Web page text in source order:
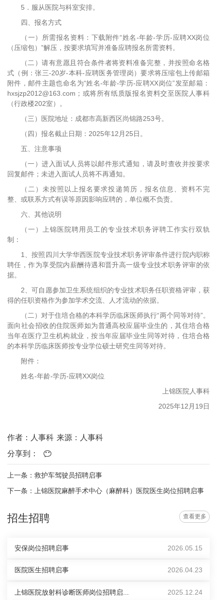
5．服从医院与科室安排。
四、报名方式
（一）所需报名资料：下载附件“姓名-年龄-学历-应聘XX岗位
（压缩包）”解压，按要求填写并准备应聘报名所需资料。
（二）请有意愿且符合条件者将资料准备完整，并按照命名格
式（例：张三-20岁-本科-应聘医务管理岗）要求将压缩包上传邮箱
附件，邮件主题也命名为“姓名-年龄-学历-应聘XX岗位”发至邮箱：
hxsjzp2012@163.com；或将所有纸质版报名资料交至医院人事科
（行政楼202室）。
（三）医院地址：成都市高新西区尚锦路253号。
（四）报名截止日期：2025年12月25日。
五、注意事项
（一）进入面试人员将以邮件形式通知，请及时查收并按要求
回复邮件；未进入面试人员将不再通知。
（二）未按照以上报名要求投递简历，报名信息、资料不完
整、或联系方式有误等原因影响应聘的，单位概不负责。
六、其他说明
（一）上锦医院聘用员工的专业技术职务评聘工作实行双轨
制：
1、按照四川大学华西医院专业技术职务评审条件进行院内职称
聘任，作为享受院内薪酬待遇和晋升高一级专业技术职务评审的依
据。
2、可自愿参加卫生系统组织的专业技术职务任职资格评审，获
得的任职资格作为参加学术交流、人才流动的依据。
（二）对于住培合格的本科学历临床医师执行“两个同等对待”。
面向社会招收的住院医师如为普通高校应届毕业生的，其住培合格
当年在医疗卫生机构就业，按当年应届毕业生同等对待，住培合格
的本科学历临床医师按专业学位硕士研究生同等对待。
附件：
姓名-年龄-学历-应聘XX岗位
上锦医院人事科
2025年12月19日
作者：人事科 来源：人事科
分享到：
上一条：救护车驾驶员招聘启事
下一条：上锦医院麻醉手术中心（麻醉科）医院医生岗位招聘启事
招生招聘 查看更多
安保岗位招聘启事 2026.05.15
医院医生招聘启事 2026.04.23
上锦医院放射科诊断医师岗位招聘启... 2025.12.24